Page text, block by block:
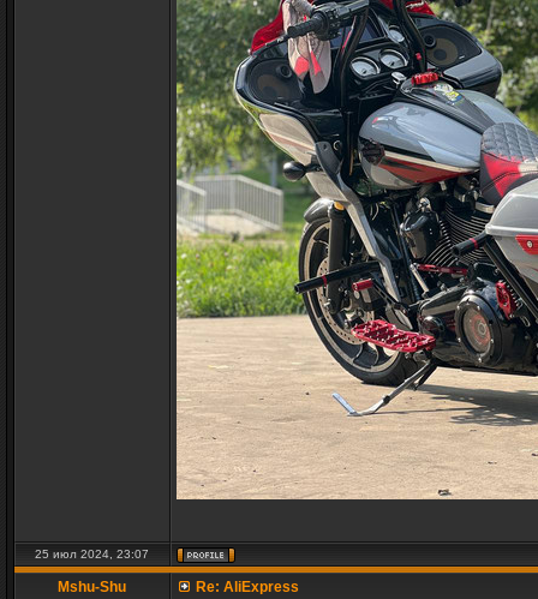
25 июл 2024, 23:07
Mshu-Shu
Re: AliExpress